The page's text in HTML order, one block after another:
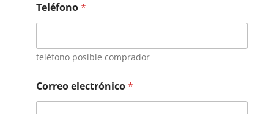
Teléfono*
teléfono posible comprador
Correo electrónico*